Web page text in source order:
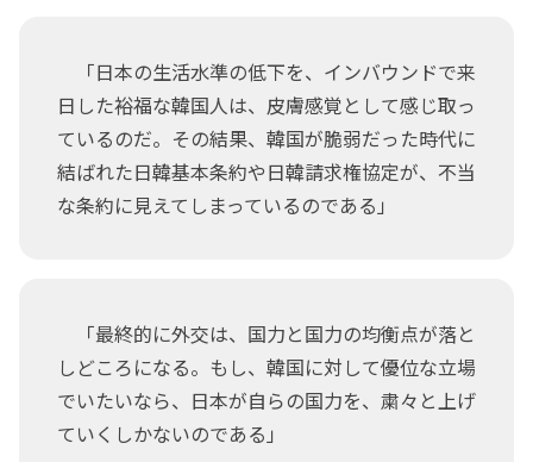
「日本の生活水準の低下を、インバウンドで来
日した裕福な韓国人は、皮膚感覚として感じ取っ
ているのだ。その結果、韓国が脆弱だった時代に
結ばれた日韓基本条約や日韓請求権協定が、不当
な条約に見えてしまっているのである」
「最終的に外交は、国力と国力の均衡点が落と
しどころになる。もし、韓国に対して優位な立場
でいたいなら、日本が自らの国力を、粛々と上げ
ていくしかないのである」